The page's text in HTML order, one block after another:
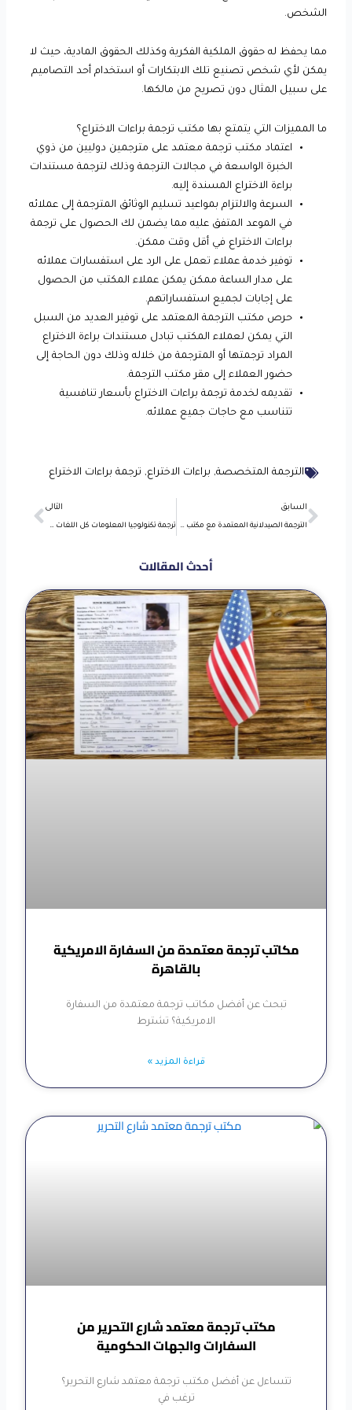
الشخص.
مما يحفظ له حقوق الملكية الفكرية وكذلك الحقوق المادية، حيث لا
يمكن لأي شخص تصنيع تلك الابتكارات أو استخدام أحد التصاميم
على سبيل المثال دون تصريح من مالكها.
ما المميزات التي يتمتع بها مكتب ترجمة براءات الاختراع؟
اعتماد مكتب ترجمة معتمد على مترجمين دوليين من ذوي
الخبرة الواسعة في مجالات الترجمة وذلك لترجمة مستندات
براءة الاختراع المسندة إليه.
السرعة والالتزام بمواعيد تسليم الوثائق المترجمة إلى عملائه
في الموعد المتفق عليه مما يضمن لك الحصول على ترجمة
براءات الاختراع في أقل وقت ممكن.
توفير خدمة عملاء تعمل على الرد على استفسارات عملائه
على مدار الساعة ممكن يمكن عملاء المكتب من الحصول
على إجابات لجميع استفساراتهم.
حرص مكتب الترجمة المعتمد على توفير العديد من السبل
التي يمكن لعملاء المكتب تبادل مستندات براءة الاختراع
المراد ترجمتها أو المترجمة من خلاله وذلك دون الحاجة إلى
حضور العملاء إلى مقر مكتب الترجمة.
تقديمه لخدمة ترجمة براءات الاختراع بأسعار تنافسية
تتناسب مع حاجات جميع عملائه.
الترجمة المتخصصة, براءات الاختراع, ترجمة براءات الاختراع
Prev
السابق
الترجمة الصيدلانية المعتمدة مع مكتب كايرو ترانسليشن
التالى
ترجمة تكنولوجيا المعلومات كل اللغات مع مكتب معتمد
أحدث المقالات
مكاتب ترجمة معتمدة من السفارة الامريكية
بالقاهرة
تبحث عن أفضل مكاتب ترجمة معتمدة من السفارة
الامريكية؟ تشترط
قراءة المزيد »
مكتب ترجمة معتمد شارع التحرير من
السفارات والجهات الحكومية
تتساءل عن أفضل مكتب ترجمة معتمد شارع التحرير؟
ترغب في